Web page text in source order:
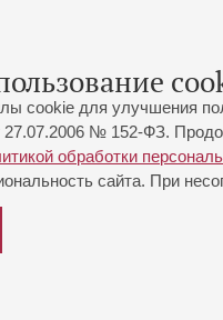
cookie для улучшения
№ 152-ФЗ.
обработки
сайта. При